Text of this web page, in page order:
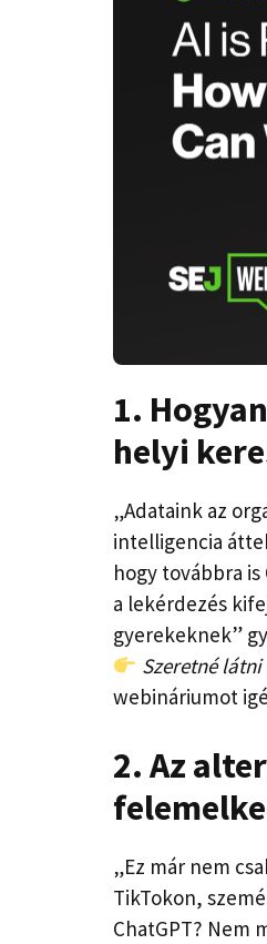
1.
helyi
„Adataink az
intelligencia
hogy továbbra
a lekérdezés
gyerekeknek”
Szeretné
webináriumot
2. Az
„Ez már nem
TikTokon,
ChatGPT? Nem